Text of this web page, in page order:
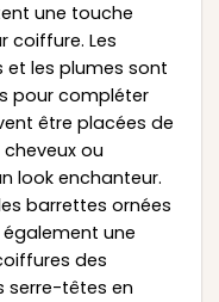
une touche
coiffure. Les
et les plumes sont
pour compléter
être placées de
ou
look enchanteur.
barrettes ornées
une
des
serre-têtes en